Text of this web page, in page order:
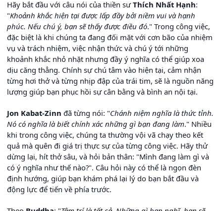
Hãy bắt đầu với câu nói của thiền sưThích Nhất Hạnh:
"Khoảnh khắc hiện tại được lấp đầy bởi niềm vui và hạnh
phúc. Nếu chú ý, bạn sẽ thấy được điều đó." Trong công việc,
đặc biệt là khi chúng ta đang đối mặt với cơn bão của nhiệm
vụ và trách nhiệm, việc nhận thức và chú ý tới những
khoảnh khắc nhỏ nhặt nhưng đầy ý nghĩa có thể giúp xoa
dịu căng thẳng. Chính sự chú tâm vào hiện tại, cảm nhận
từng hơi thở và từng nhịp đập của trái tim, sẽ là nguồn năng
lượng giúp bạn phục hồi sự cân bằng và bình an nội tại.
Jon Kabat-Zinn đã từng nói: "Chánh niệm nghĩa là thức tỉnh.
Nó có nghĩa là biết chính xác những gì bạn đang làm." Nhiều
khi trong công việc, chúng ta thường vội vã chạy theo kết
quả mà quên đi giá trị thực sự của từng công việc. Hãy thử
dừng lại, hít thở sâu, và hỏi bản thân: "Mình đang làm gì và
có ý nghĩa như thế nào?". Câu hỏi này có thể là ngọn đèn
định hướng, giúp bạn khám phá lại lý do bạn bắt đầu và
động lực để tiến về phía trước.